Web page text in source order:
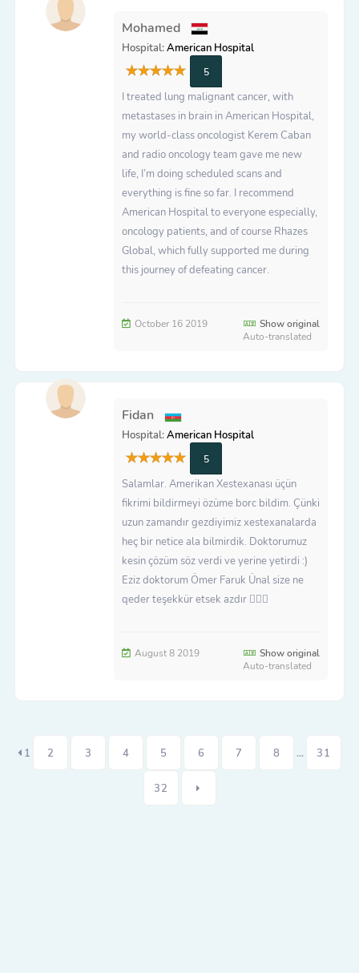
Mohamed
Hospital:American Hospital
5
I treated lung malignant cancer, with
metastases in brain in American Hospital,
my world-class oncologist Kerem Caban
and radio oncology team gave me new
life, I’m doing scheduled scans and
everything is fine so far. I recommend
American Hospital to everyone especially,
oncology patients, and of course Rhazes
Global, which fully supported me during
this journey of defeating cancer.
October 16 2019
Show original
Auto-translated
Fidan
Hospital:American Hospital
5
Salamlar. Amerikan Xestexanası üçün
fikrimi bildirmeyi özüme borc bildim. Çünki
uzun zamandır gezdiyimiz xestexanalarda
heç bir netice ala bilmirdik. Doktorumuz
kesin çözüm söz verdi ve yerine yetirdi :)
Eziz doktorum Ömer Faruk Ünal size ne
qeder teşekkür etsek azdır 🙇🏻‍♀️
August 8 2019
Show original
Auto-translated
1 2 3 4 5 6 7 8 ... 31
32